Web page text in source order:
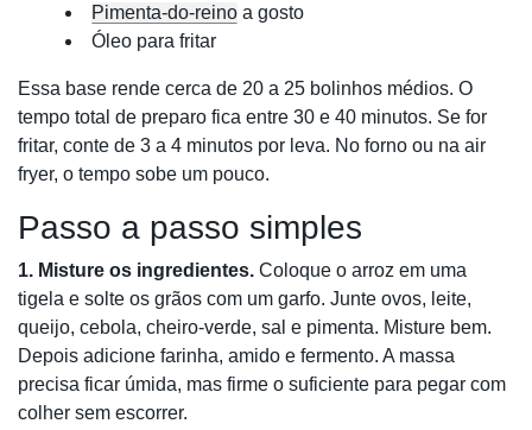
Pimenta-do-reino a gosto
Óleo para fritar
Essa base rende cerca de 20 a 25 bolinhos médios. O
tempo total de preparo fica entre 30 e 40 minutos. Se for
fritar, conte de 3 a 4 minutos por leva. No forno ou na air
fryer, o tempo sobe um pouco.
Passo a passo simples
1. Misture os ingredientes. Coloque o arroz em uma
tigela e solte os grãos com um garfo. Junte ovos, leite,
queijo, cebola, cheiro-verde, sal e pimenta. Misture bem.
Depois adicione farinha, amido e fermento. A massa
precisa ficar úmida, mas firme o suficiente para pegar com
colher sem escorrer.